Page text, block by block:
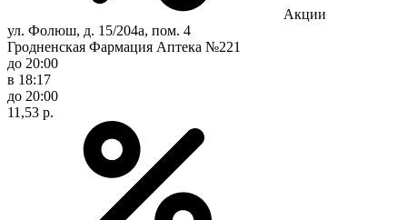
Акции
ул. Фолюш, д. 15/204а, пом. 4
Гродненская Фармация Аптека №221
до 20:00
в 18:17
до 20:00
11,53 р.